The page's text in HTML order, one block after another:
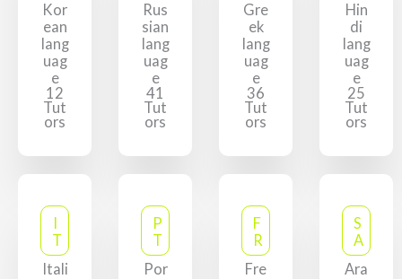
Kor
ean
lang
uag
e
12
Tut
ors
Rus
sian
lang
uag
e
41
Tut
ors
Gre
ek
lang
uag
e
36
Tut
ors
Hin
di
lang
uag
e
25
Tut
ors
I
T
Itali
P
T
Por
F
R
Fre
S
A
Ara